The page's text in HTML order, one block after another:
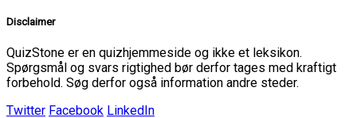
Disclaimer
QuizStone er en quizhjemmeside og ikke et leksikon.
Spørgsmål og svars rigtighed bør derfor tages med kraftigt
forbehold. Søg derfor også information andre steder.
Twitter Facebook LinkedIn